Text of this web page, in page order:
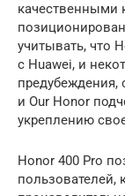
качественными
учитывать, что
с Huawei, и
и Our Honor
укреплению
Honor 400 Pro
пользователей,